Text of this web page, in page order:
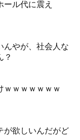
ール代に震え
んやが、社会人な
？
ｗｗｗｗｗｗｗ
が欲しいんだがど